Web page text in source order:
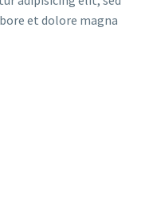
et dolore magna